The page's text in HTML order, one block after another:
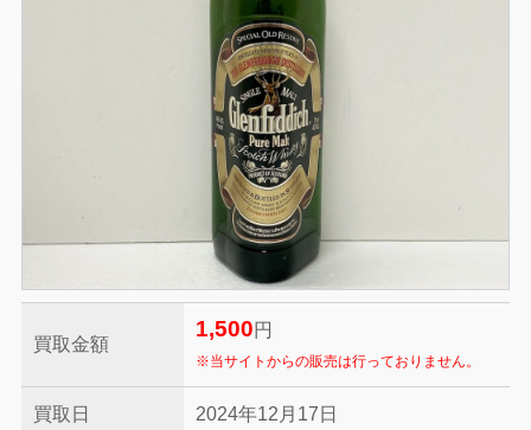
買取金額
1,500 円
※当サイトからの販売は行っておりません。
買取日 2024年12月17日